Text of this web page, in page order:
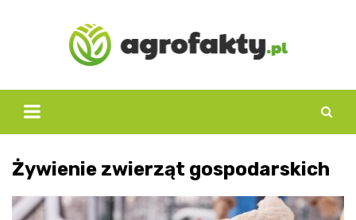
Żywienie zwierząt gospodarskich